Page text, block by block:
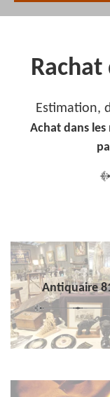
Estimation,
Achat dans
Antiquaire